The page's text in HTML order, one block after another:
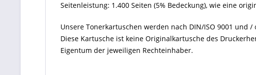
Seitenleistung: 1.400 Seiten (5% Bedeckung), wie eine
Unsere Tonerkartuschen werden nach DIN/ISO 9001 und
Diese Kartusche ist keine Originalkartusche des
Eigentum der jeweiligen Rechteinhaber.